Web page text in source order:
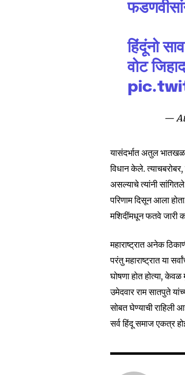
To subscribe, simply
हिंदूंनो
वोट
—
यासंदर्भात अतुल
विधान केले.
असल्याचे त्यांनी
परिणाम दिसून आला
मशिदींमधून फतवे जारी
महाराष्ट्रात अनेक
परंतु महाराष्ट्रात या
घोषणा होत होत्या,
उमेदवार राम सातपुते
सोबत घेण्याची राहिली
सर्व हिंदू समाज एकत्र